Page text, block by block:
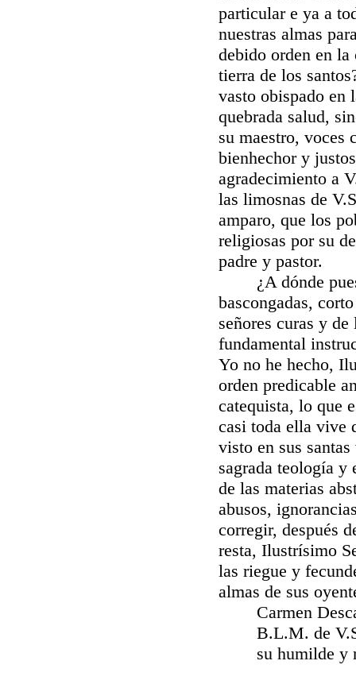
particular e ya a
nuestras almas
debido orden en
tierra de los
vasto obispado en
quebrada salud,
su maestro, voces
bienhechor y
agradecimiento a
las limosnas de
amparo, que los
religiosas por su
padre y pastor.
¿A dónde pues
bascongadas,
señores curas y
fundamental
Yo no he hecho,
orden predicable
catequista, lo que
casi toda ella vive
visto en sus
sagrada teología y
de las materias
abusos,
corregir, después
resta, Ilustrísimo
las riegue y
almas de sus
Carmen
B.L.M. de
su humilde y